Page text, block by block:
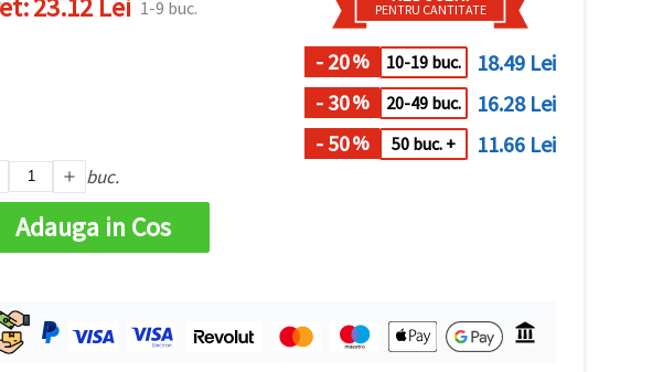
23.12 Lei 1-9 buc. PENTRU CANTITATE
- 20% 10-19 buc.
18.49 Lei
- 30% 20-49 buc.
16.28 Lei
- 50% 50 buc. + 11.66 Lei
buc.
Adauga in Cos